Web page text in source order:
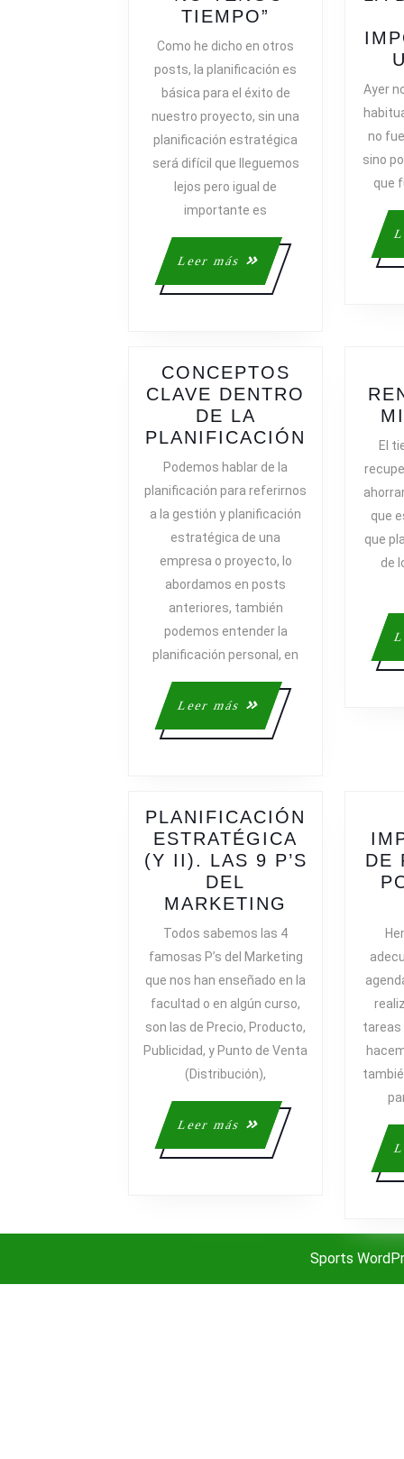
TIEMPO”
SUPERAR
“NO
TENGO
TIEMPO”
Como he dicho en otros
posts, la planificación es
básica para el éxito de
nuestro proyecto, sin una
planificación estratégica
será difícil que lleguemos
lejos pero igual de
importante es
Leer más
Leer
más
Ayer
no
sino
que
CONCEPTOS
CLAVE DENTRO
DE LA
PLANIFICACIÓN
DENTRO
Podemos hablar de la
planificación para referirnos
a la gestión y planificación
estratégica de una
empresa o proyecto, lo
abordamos en posts
anteriores, también
podemos entender la
planificación personal, en
Leer más
Leer
más
El
que
que
de
PLANIFICACIÓN
ESTRATÉGICA
(Y II). LAS 9 P’S
DEL
MARKETING
II).
LAS
9
P’S
DEL
Todos sabemos las 4
famosas P’s del Marketing
que nos han enseñado en la
facultad o en algún curso,
son las de Precio, Producto,
Publicidad, y Punto de Venta
(Distribución),
Leer más
Leer
más
DE
tareas
Sports